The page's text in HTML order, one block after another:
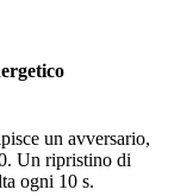
un avversario,
Un ripristino di
ogni 10 s.